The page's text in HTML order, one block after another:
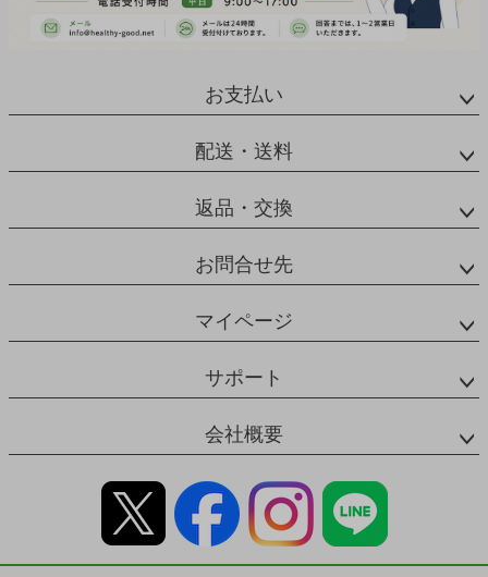
お支払い
配送・送料
返品・交換
お問合せ先
マイページ
サポート
会社概要